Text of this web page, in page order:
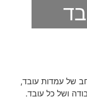
של עמדות עובד,
ושל כל עובד.